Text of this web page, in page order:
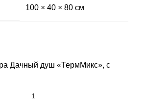
100 × 40 × 80 см
Дачный душ «ТермМикс», с